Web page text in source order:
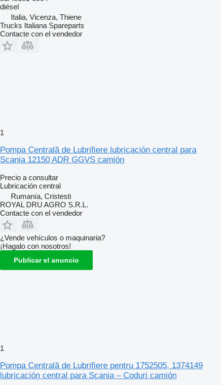
diésel
Italia, Vicenza, Thiene
Trucks Italiana Spareparts
Contacte con el vendedor
1
Pompa Centrală de Lubrifiere lubricación central para
Scania 12150 ADR GGVS camión
Precio a consultar
Lubricación central
Rumanía, Cristesti
ROYAL DRU AGRO S.R.L.
Contacte con el vendedor
¿Vende vehículos o maquinaria?
¡Hagalo con nosotros!
Publicar el anuncio
1
Pompa Centrală de Lubrifiere pentru 1752505, 1374149
lubricación central para Scania – Coduri camión